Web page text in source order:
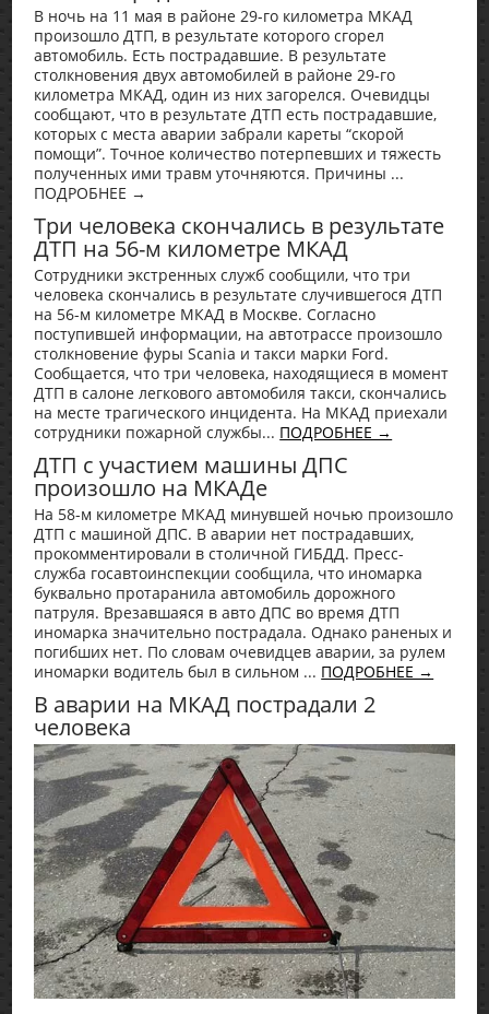
В ночь на 11 мая в районе 29-го километра МКАД
произошло ДТП, в результате которого сгорел
автомобиль. Есть пострадавшие. В результате
столкновения двух автомобилей в районе 29-го
километра МКАД, один из них загорелся. Очевидцы
сообщают, что в результате ДТП есть пострадавшие,
которых с места аварии забрали кареты “скорой
помощи”. Точное количество потерпевших и тяжесть
полученных ими травм уточняются. Причины ...
ПОДРОБНЕЕ →
Три человека скончались в результате
ДТП на 56-м километре МКАД
Сотрудники экстренных служб сообщили, что три
человека скончались в результате случившегося ДТП
на 56-м километре МКАД в Москве. Согласно
поступившей информации, на автотрассе произошло
столкновение фуры Scania и такси марки Ford.
Сообщается, что три человека, находящиеся в момент
ДТП в салоне легкового автомобиля такси, скончались
на месте трагического инцидента. На МКАД приехали
сотрудники пожарной службы... ПОДРОБНЕЕ →
ДТП с участием машины ДПС
произошло на МКАДе
На 58-м километре МКАД минувшей ночью произошло
ДТП с машиной ДПС. В аварии нет пострадавших,
прокомментировали в столичной ГИБДД. Пресс-
служба госавтоинспекции сообщила, что иномарка
буквально протаранила автомобиль дорожного
патруля. Врезавшаяся в авто ДПС во время ДТП
иномарка значительно пострадала. Однако раненых и
погибших нет. По словам очевидцев аварии, за рулем
иномарки водитель был в сильном ... ПОДРОБНЕЕ →
В аварии на МКАД пострадали 2
человека